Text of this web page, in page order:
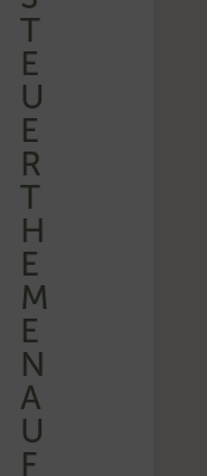
T
E
U
E
R
T
H
E
M
E
N
A
U
F